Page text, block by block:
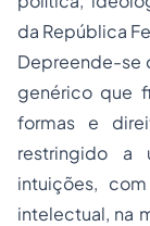
da República
Depreende-se
genérico que
formas e
restringido a
intuições,
intelectual, na